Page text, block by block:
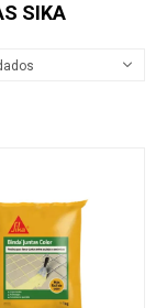
SIKA